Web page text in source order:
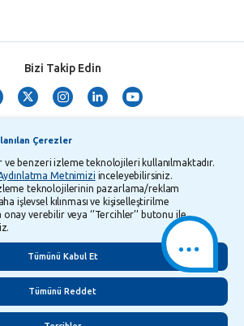
Bizi Takip Edin
Aşımı Listesi Bilgi Toplumu Hizmetleri
Gizlilik Politikası Çerez Aydınlatma Metni
İletişim English
Çerezler
benzeri izleme teknolojileri kullanılmaktadır.
Metnimizi inceleyebilirsiniz.
teknolojilerinin pazarlama/reklam
işlevsel kılınması ve kişiselleştirilme
onay verebilir veya ‘’Tercihler’’ butonu ile
Tümünü Reddet
Tümünü Kabul Et